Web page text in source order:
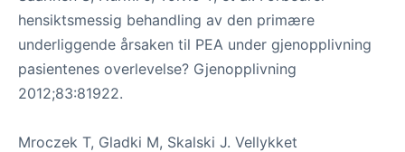
hensiktsmessig behandling av den primære
underliggende årsaken til PEA under gjenopplivning
pasientenes overlevelse? Gjenopplivning
2012;83:81922.
Mroczek T, Gladki M, Skalski J. Vellykket